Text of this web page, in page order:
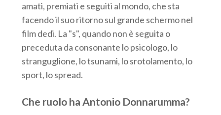
amati, premiati e seguiti al mondo, che sta
facendo il suo ritorno sul grande schermo nel
film dedi. La "s", quando non è seguita o
preceduta da consonante lo psicologo, lo
stranguglione, lo tsunami, lo srotolamento, lo
sport, lo spread.
Che ruolo ha Antonio Donnarumma?